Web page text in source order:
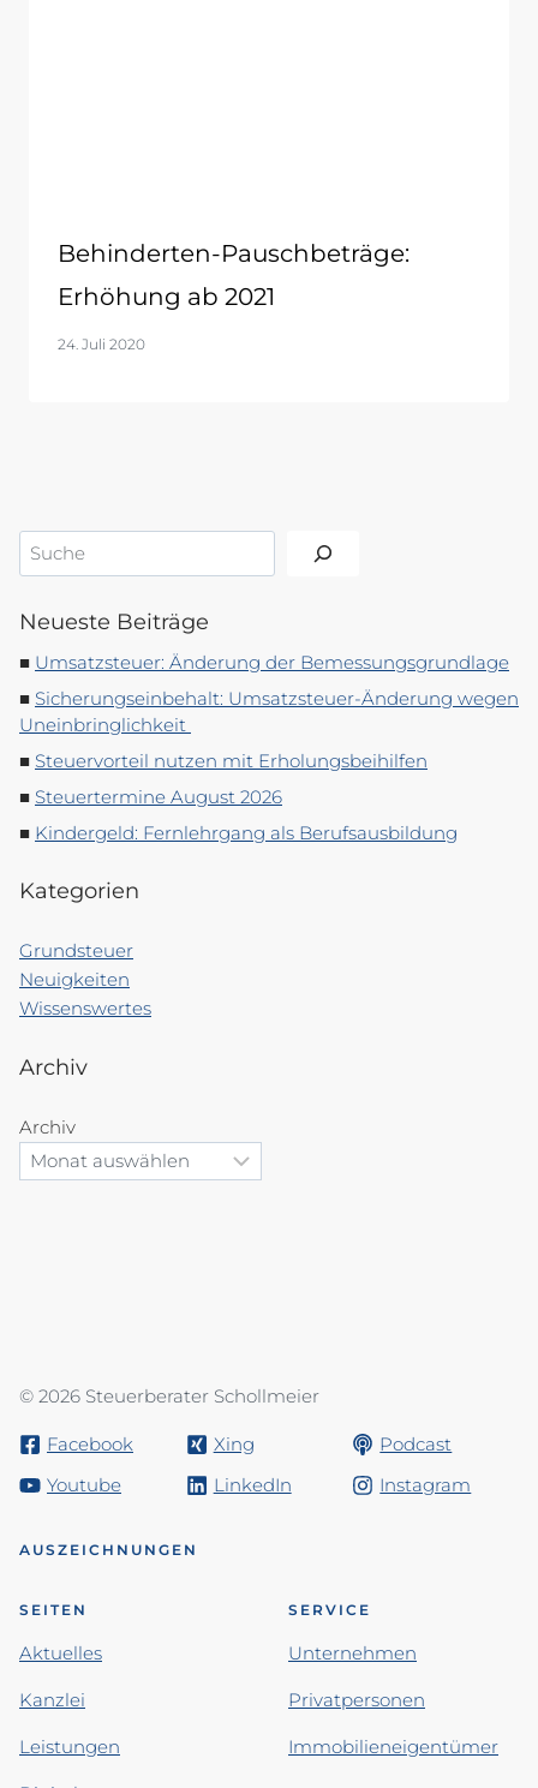
Behinderten-Pauschbeträge:
Erhöhung ab 2021
24. Juli 2020
Suchen
Neueste Beiträge
Umsatzsteuer: Änderung der Bemessungsgrundlage
Sicherungseinbehalt: Umsatzsteuer-Änderung wegen
Uneinbringlichkeit
Steuervorteil nutzen mit Erholungsbeihilfen
Steuertermine August 2026
Kindergeld: Fernlehrgang als Berufsausbildung
Kategorien
Grundsteuer
Neuigkeiten
Wissenswertes
Archiv
Archiv
© 2026 Steuerberater Schollmeier
Facebook Xing
Podcast
Youtube
LinkedIn Instagram
AUSZEICHNUNGEN
SEITEN
Aktuelles
Kanzlei
Leistungen
SERVICE
Unternehmen
Privatpersonen
Immobilieneigentümer